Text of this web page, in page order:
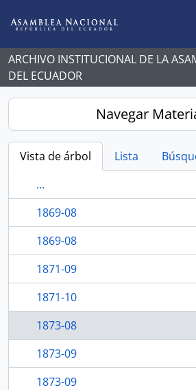
ARCHIVO INSTITUCIONAL DE LA
DEL ECUADOR
Navegar
Vista de árbol Lista
...
1869-08
1869-08
1871-09
1871-10
1873-08
1873-09
1873-09